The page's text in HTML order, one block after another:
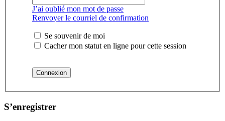
J’ai oublié mon mot de passe
Renvoyer le courriel de confirmation
Se souvenir de moi
Cacher mon statut en ligne pour cette session
S’enregistrer